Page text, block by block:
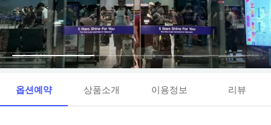
옵션예약 상품소개 이용정보 리뷰